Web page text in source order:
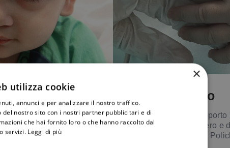
Iniziativa Filippo
Accompagniamo con
che arrivano soli dall’estero e
percorso di cura presso il
×
utilizza cookie
annunci e per analizzare il nostro traffico.
nostro sito con i nostri partner pubblicitari e di
che hai fornito loro o che hanno raccolto dal
servizi. Leggi di più